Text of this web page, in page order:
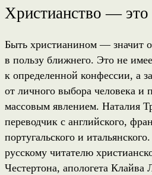
Христианство — это
Быть христианином — значит
в пользу ближнего. Это не
к определенной конфессии, а
от личного выбора человека и
массовым явлением. Наталия
переводчик с английского,
португальского и
русскому читателю
Честертона, апологета Клайва